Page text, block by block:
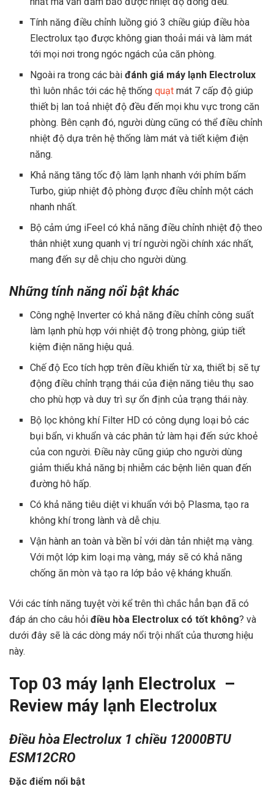
Tính năng điều chỉnh luồng gió 3 chiều giúp điều hòa
Electrolux tạo được không gian thoải mái và làm mát
tới mọi nơi trong ngóc ngách của căn phòng.
Ngoài ra trong các bàiđánh giá máy lạnh Electrolux
thì luôn nhắc tới các hệ thốngquạt mát 7 cấp độ giúp
thiết bị lan toả nhiệt độ đều đến mọi khu vực trong căn
phòng. Bên cạnh đó, người dùng cũng có thể điều chỉnh
nhiệt độ dựa trên hệ thống làm mát và tiết kiệm điện
năng.
Khả năng tăng tốc độ làm lạnh nhanh với phím bấm
Turbo, giúp nhiệt độ phòng được điều chỉnh một cách
nhanh nhất.
Bộ cảm ứng iFeel có khả năng điều chỉnh nhiệt độ theo
thân nhiệt xung quanh vị trí người ngồi chính xác nhất,
mang đến sự dễ chịu cho người dùng.
Những tính năng nổi bật khác
Công nghệ Inverter có khả năng điều chỉnh công suất
làm lạnh phù hợp với nhiệt độ trong phòng, giúp tiết
kiệm điện năng hiệu quả.
Chế độ Eco tích hợp trên điều khiển từ xa, thiết bị sẽ tự
động điều chỉnh trạng thái của điện năng tiêu thụ sao
cho phù hợp và duy trì sự ổn định của trạng thái này.
Bộ lọc không khí Filter HD có công dụng loại bỏ các
bụi bẩn, vi khuẩn và các phân tử làm hại đến sức khoẻ
của con người. Điều này cũng giúp cho người dùng
giảm thiểu khả năng bị nhiễm các bệnh liên quan đến
đường hô hấp.
Có khả năng tiêu diệt vi khuẩn với bộ Plasma, tạo ra
không khí trong lành và dễ chịu.
Vận hành an toàn và bền bỉ với dàn tản nhiệt mạ vàng.
Với một lớp kim loại mạ vàng, máy sẽ có khả năng
chống ăn mòn và tạo ra lớp bảo vệ kháng khuẩn.
Với các tính năng tuyệt vời kể trên thì chắc hẳn bạn đã có
đáp án cho câu hỏi điều hòa Electrolux có tốt không? và
dưới đây sẽ là các dòng máy nổi trội nhất của thương hiệu
này.
Top 03 máy lạnh Electrolux –
Review máy lạnh Electrolux
Điều hòa Electrolux 1 chiều 12000BTU
ESM12CRO
Đặc điểm nổi bật